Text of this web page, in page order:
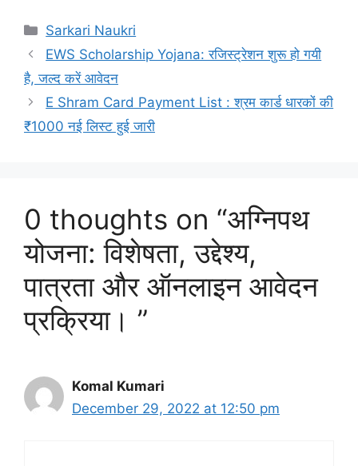
Categories
Sarkari Naukri
EWS Scholarship Yojana: रजिस्ट्रेशन शुरू हो गयी
है, जल्द करें आवेदन
E Shram Card Payment List : श्रम कार्ड धारकों की
₹1000 नई लिस्ट हुई जारी
0 thoughts on “अग्निपथ
योजना: विशेषता, उद्देश्य,
पात्रता और ऑनलाइन आवेदन
प्रक्रिया। ”
Komal Kumari
December 29, 2022 at 12:50 pm